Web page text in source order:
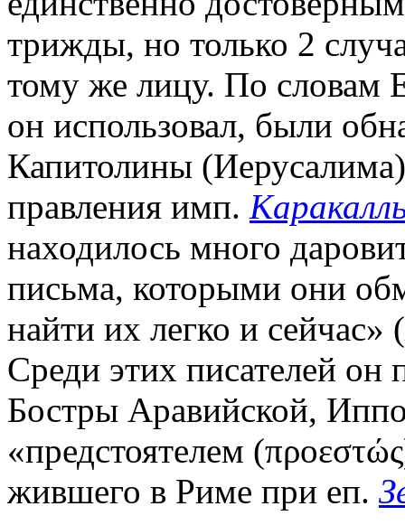
трижды, но только 2
тому же лицу. По словам
он использовал, были
Капитолины
правления имп.
находилось много
письма, которыми они
найти их легко и сейчас» (
Среди этих писателей он
Бостры Аравийской,
«предстоятелем
жившего в Риме при еп.